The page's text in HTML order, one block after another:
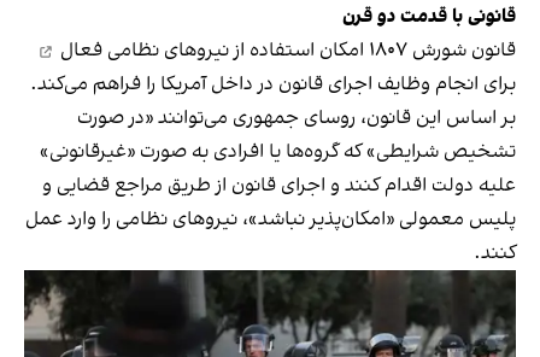
قانونی با قدمت دو قرن
قانون شورش ۱۸۰۷ امکان استفاده از
نیروهای نظامی فعال
برای انجام وظایف اجرای قانون در داخل آمریکا را فراهم می‌کند.
بر اساس این قانون، روسای جمهوری می‌توانند «در صورت
تشخیص شرایطی» که گروه‌ها یا افرادی به صورت «غیرقانونی»
علیه دولت اقدام کنند و اجرای قانون از طریق مراجع قضایی و
پلیس معمولی «امکان‌پذیر نباشد»، نیروهای نظامی را وارد عمل
کنند.